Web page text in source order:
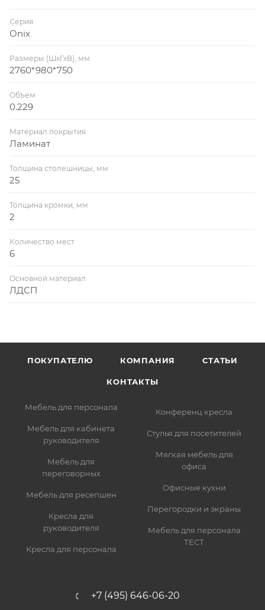
Серия
Onix
Размеры (ШхГхВ), мм
2760*980*750
Объем
0.229
Материал покрытия
Ламинат
Толщина столешницы, мм
25
Толщина кромки, мм
2
Количество мест
6
Основной материал
ЛДСП
ПОКУПАТЕЛЮ КОМПАНИЯ СТАТЬИ
КОНТАКТЫ
Мебель для персонала
Мебель для кабинета
руководителя
Мебель для
переговорных
Мебель для ресепшен
Кресла для
руководителя
Кресла для персонала
Конференц кресла
Стулья для посетителей
Мягкая мебель для
офиса
Офисные кухни
Перегородки и экраны
Мебель для персонала
ТЕСТ
+7 (495) 646-06-20